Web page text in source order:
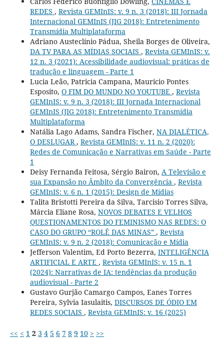
REDES , Revista GEMInIS: v. 9 n. 3 (2018): III Jornada
Internacional GEMInIS (JIG 2018): Entretenimento
Transmídia Multiplataforma
Adriano Austeclínio Pádua, Sheila Borges de Oliveira,
DA TV PARA AS MÍDIAS SOCIAIS , Revista GEMInIS: v.
12 n. 3 (2021): Acessibilidade audiovisual: práticas de
tradução e linguagem - Parte 1
Lucia Leão, Patricia Campana, Mauricio Pontes
Esposito, O FIM DO MUNDO NO YOUTUBE , Revista
GEMInIS: v. 9 n. 3 (2018): III Jornada Internacional
GEMInIS (JIG 2018): Entretenimento Transmídia
Multiplataforma
Natália Lago Adams, Sandra Fischer, NA DIALÉTICA,
O DESLUGAR , Revista GEMInIS: v. 11 n. 2 (2020):
Redes de Comunicação e Narrativas em Saúde - Parte
1
Deisy Fernanda Feitosa, Sérgio Bairon, A Televisão e
sua Expansão no Âmbito da Convergência , Revista
GEMInIS: v. 6 n. 1 (2015): Design de Mídias
Talita Bristotti Pereira da Silva, Tarcisio Torres Silva,
Márcia Eliane Rosa, NOVOS DEBATES E VELHOS
QUESTIONAMENTOS DO FEMINISMO NAS REDES: O
CASO DO GRUPO “ROLÊ DAS MINAS” , Revista
GEMInIS: v. 9 n. 2 (2018): Comunicação e Mídia
Jefferson Valentim, Ed Porto Bezerra, INTELIGÊNCIA
ARTIFICIAL E ARTE , Revista GEMInIS: v. 15 n. 1
(2024): Narrativas de IA: tendências da produção
audiovisual - Parte 2
Gustavo Gurjão Camargo Campos, Eanes Torres
Pereira, Sylvia Iasulaitis, DISCURSOS DE ÓDIO EM
REDES SOCIAIS , Revista GEMInIS: v. 16 (2025)
<< < 1 2 3 4 5 6 7 8 9 10 > >>